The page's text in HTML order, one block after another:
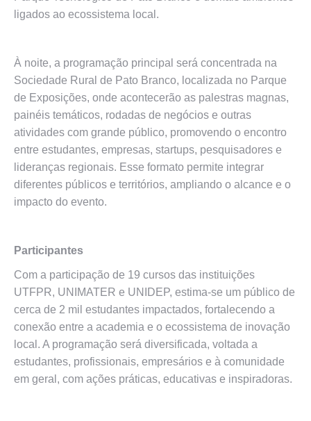
ligados ao ecossistema local.
À noite, a programação principal será concentrada na
Sociedade Rural de Pato Branco, localizada no Parque
de Exposições, onde acontecerão as palestras magnas,
painéis temáticos, rodadas de negócios e outras
atividades com grande público, promovendo o encontro
entre estudantes, empresas, startups, pesquisadores e
lideranças regionais. Esse formato permite integrar
diferentes públicos e territórios, ampliando o alcance e o
impacto do evento.
Participantes
Com a participação de 19 cursos das instituições
UTFPR, UNIMATER e UNIDEP, estima-se um público de
cerca de 2 mil estudantes impactados, fortalecendo a
conexão entre a academia e o ecossistema de inovação
local. A programação será diversificada, voltada a
estudantes, profissionais, empresários e à comunidade
em geral, com ações práticas, educativas e inspiradoras.